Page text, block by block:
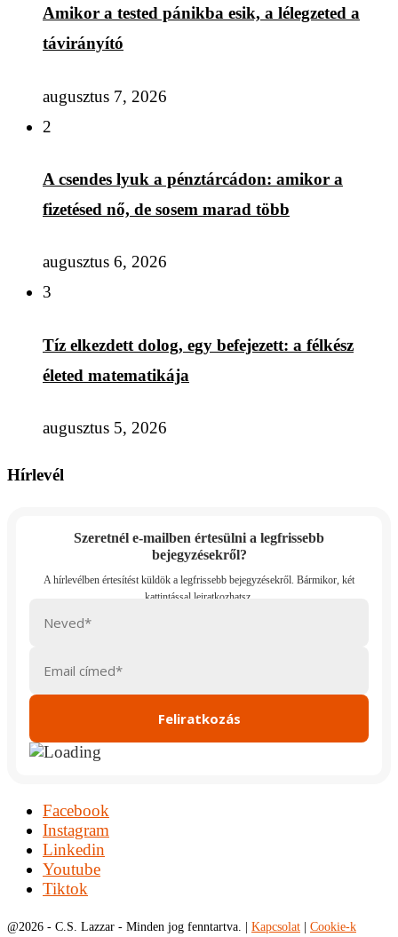
Amikor a tested pánikba esik, a lélegzeted a
távirányító
augusztus 7, 2026
2
A csendes lyuk a pénztárcádon: amikor a
fizetésed nő, de sosem marad több
augusztus 6, 2026
3
Tíz elkezdett dolog, egy befejezett: a félkész
életed matematikája
augusztus 5, 2026
Hírlevél
Szeretnél e-mailben értesülni a legfrissebb
bejegyzésekről?
Facebook
Instagram
Linkedin
Youtube
Tiktok
@2026 - C.S. Lazzar - Minden jog fenntartva. | Kapcsolat
Cookie-k